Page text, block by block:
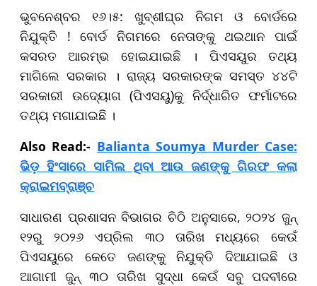
ଭୁବନେଶ୍ବର ୧୬।୫: ଖୁବ୍‌ଶୀଘ୍ର ନିଗମ ଓ ବୋର୍ଡରେ
ନିଯୁକ୍ତି ! ବୋର୍ଡ ନିଗମରେ ନେତାଙ୍କୁ ଥଇଥାନ ପାଇଁ
କସରତ ଆରମ୍ଭ ହୋଇଯାଇଛି । ପିଏସୟୁର ତଥ୍ୟ
ମାଗିଲେ ସରକାର । ରାଜ୍ୟ ସରକାରଙ୍କ ସମସ୍ତ ୪୪ଟି
ସରକାରୀ ଉଦ୍ୟୋଗ (ପିଏସୟୁ)କୁ ନିର୍ଦ୍ଧାରିତ ଫର୍ମାଟରେ
ତଥ୍ୟ ମଗାଯାଇଛି ।
​​​​​​​Also Read:- Balianta Soumya Murder Case:
ଭିଡ଼ ହିଂସାରେ ସାମିଲ ଥିବା ଆଉ ଜଣଙ୍କୁ ଗିରଫ କଲା
କ୍ରାଇମବ୍ରାଞ୍ଚ
ସାଧାରଣ ପ୍ରଶାସନ ବିଭାଗର ଚିଠି ଅନୁସାରେ, ୨୦୨୪ ଜୁନ୍
୧୨ରୁ ୨୦୨୬ ଏପ୍ରିଲ ୩୦ ତାରିଖ ମଧ୍ୟରେ କେଉଁ
ପିଏସୟୁରେ କେତେ ଜଣଙ୍କୁ ନିଯୁକ୍ତି ଦିଆଯାଇଛି ଓ
ଆଗାମୀ ଜୁନ୍ ୩୦ ତାରିଖ ସୁଦ୍ଧା କେଉଁ ସବୁ ପଦବୀରେ